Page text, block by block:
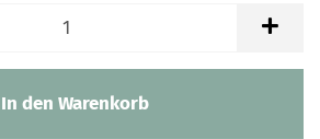
In den Warenkorb